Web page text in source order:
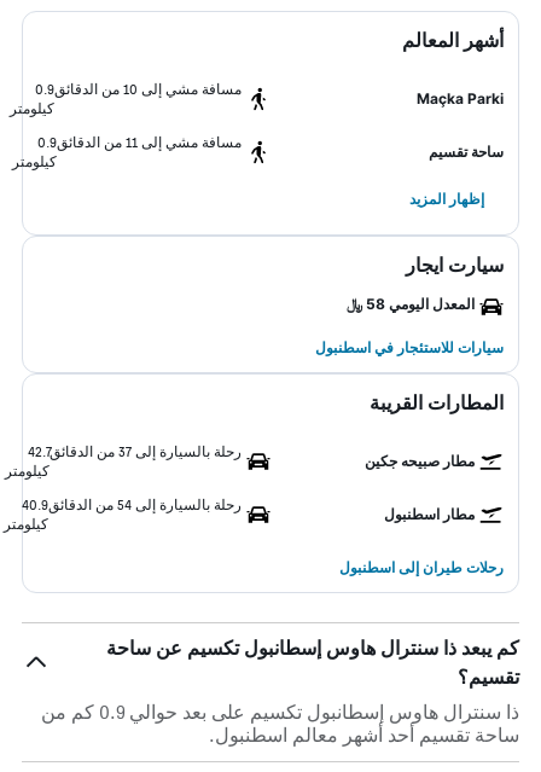
أشهر المعالم
Maçka Parki
مسافة مشي إلى 10 من الدقائق
0.9
كيلومتر
ساحة تقسيم
مسافة مشي إلى 11 من الدقائق
0.9
كيلومتر
إظهار المزيد
سيارت ايجار
المعدل اليومي 58 ﷼
سيارات للاستئجار في اسطنبول
المطارات القريبة
مطار صبيحه جكين
رحلة بالسيارة إلى 37 من الدقائق
42.7
كيلومتر
مطار اسطنبول
رحلة بالسيارة إلى 54 من الدقائق
40.9
كيلومتر
رحلات طيران إلى اسطنبول
كم يبعد ذا سنترال هاوس إسطانبول تكسيم عن ساحة
تقسيم؟
ذا سنترال هاوس إسطانبول تكسيم على بعد حوالي 0.9 كم من
ساحة تقسيم أحد أشهر معالم اسطنبول.